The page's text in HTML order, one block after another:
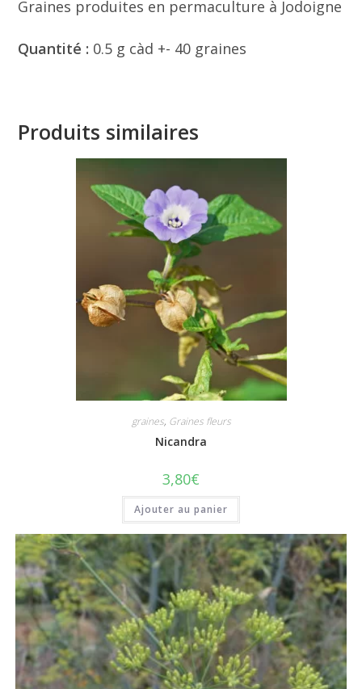
Graines produites en permaculture à Jodoigne
Quantité : 0.5 g càd +- 40 graines
Produits similaires
graines, Graines fleurs
Nicandra
3,80€
Ajouter au panier